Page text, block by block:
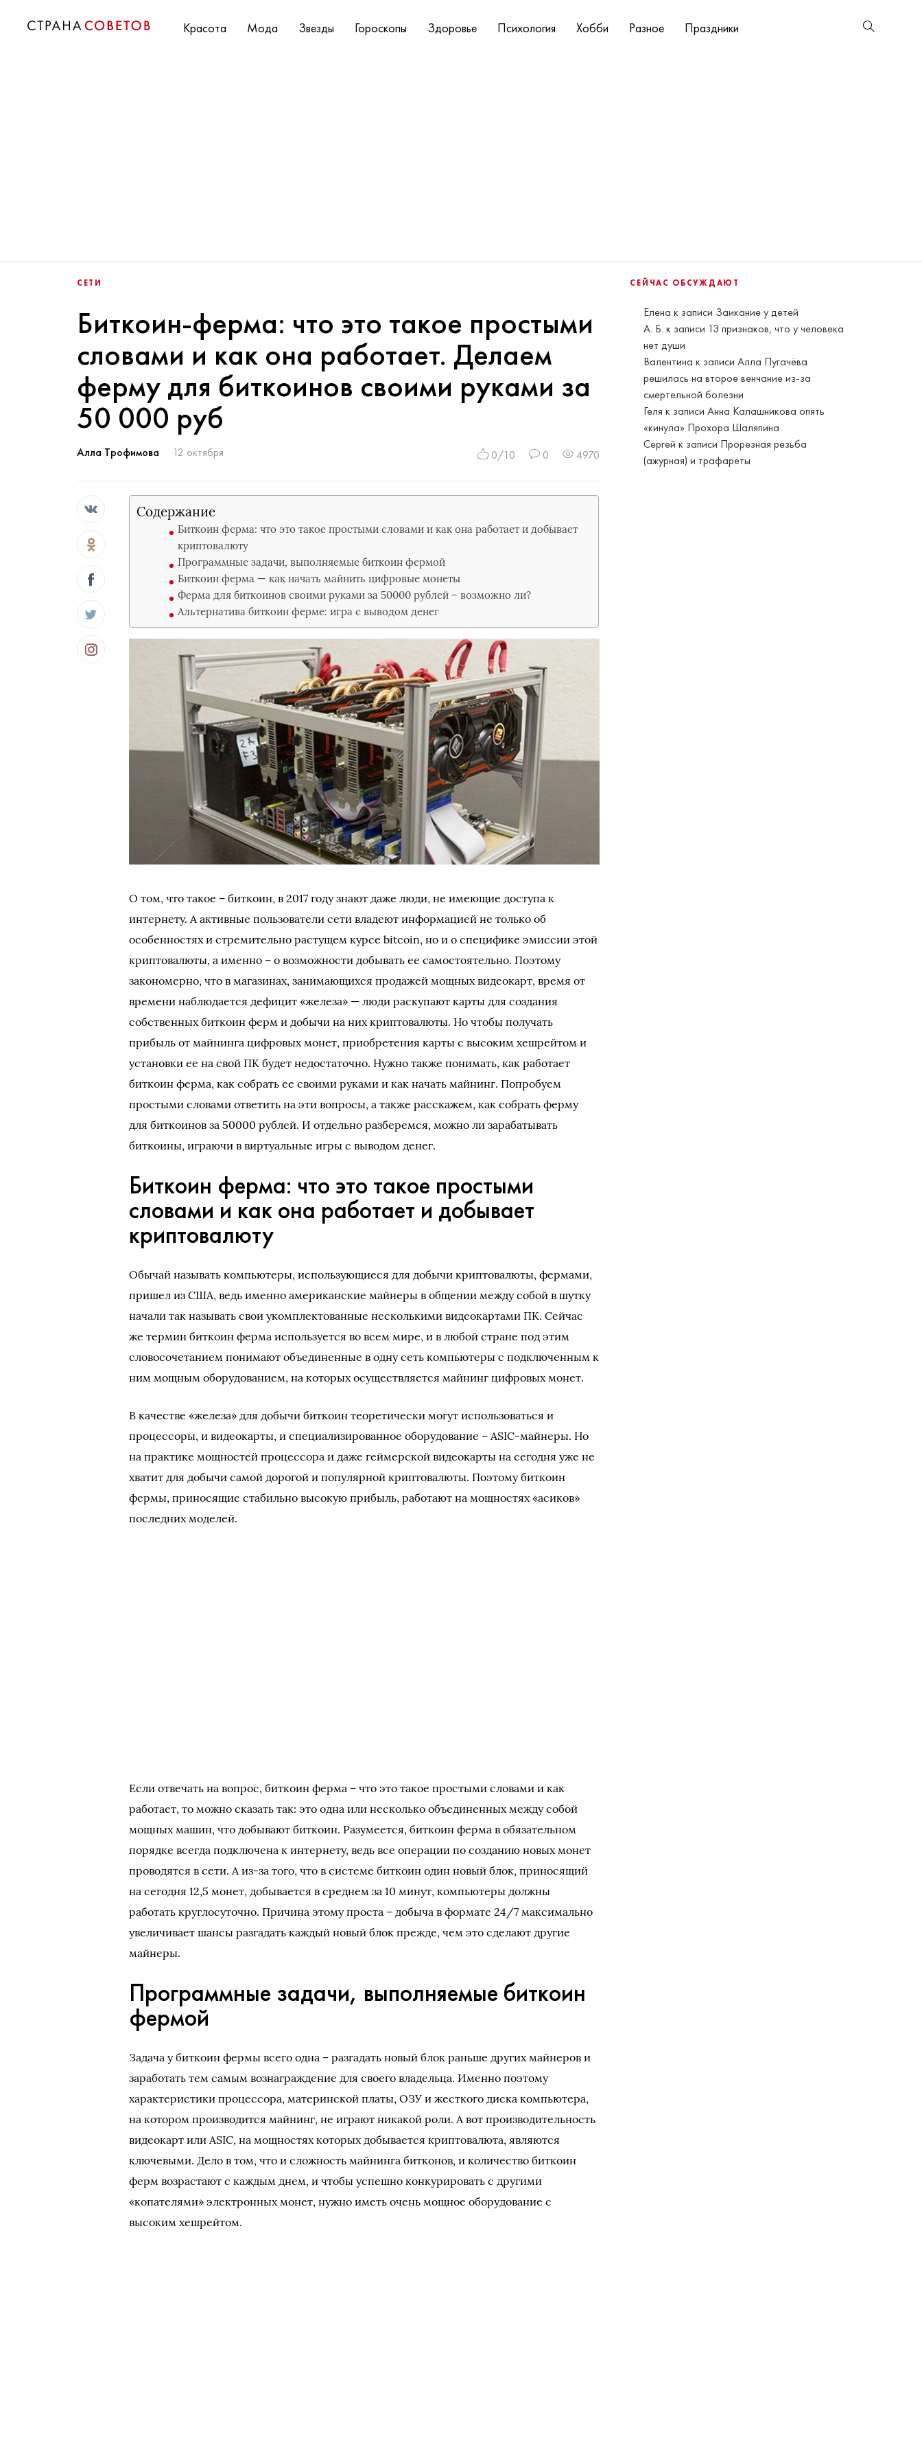
Красота Мода Звезды Гороскопы Здоровье Психология Хобби Разное Праздники
СЕЙЧАС ОБСУЖДАЮТ
Елена к записи Заикание у детей
А. Б. к записи 13 признаков, что у человека
нет души
Валентина к записиАлла Пугачёва
решилась на второе венчание из-за
смертельной болезни
Геля к записиАнна Калашникова опять
«кинула» Прохора Шаляпина
Сергей к записи Прорезная резьба
(ажурная) и трафареты
СЕТИ
Биткоин-ферма: что это такое простыми
словами и как она работает. Делаем
ферму для биткоинов своими руками за
50 000 руб
Алла Трофимова 12 октября 0/10 0 4970
Содержание
Биткоин ферма: что это такое простыми словами и как она работает и добывает
криптовалюту
Программные задачи, выполняемые биткоин фермой
Биткоин ферма — как начать майнить цифровые монеты
Ферма для биткоинов своими руками за 50000 рублей – возможно ли?
Альтернатива биткоин ферме: игра с выводом денег
О том, что такое – биткоин, в 2017 году знают даже люди, не имеющие доступа к
интернету. А активные пользователи сети владеют информацией не только об
особенностях и стремительно растущем курсе bitcoin, но и о специфике эмиссии этой
криптовалюты, а именно – о возможности добывать ее самостоятельно. Поэтому
закономерно, что в магазинах, занимающихся продажей мощных видеокарт, время от
времени наблюдается дефицит «железа» — люди раскупают карты для создания
собственных биткоин ферм и добычи на них криптовалюты. Но чтобы получать
прибыль от майнинга цифровых монет, приобретения карты с высоким хешрейтом и
установки ее на свой ПК будет недостаточно. Нужно также понимать, как работает
биткоин ферма, как собрать ее своими руками и как начать майнинг. Попробуем
простыми словами ответить на эти вопросы, а также расскажем, как собрать ферму
для биткоинов за 50000 рублей. И отдельно разберемся, можно ли зарабатывать
биткоины, играючи в виртуальные игры с выводом денег.
Биткоин ферма: что это такое простыми
словами и как она работает и добывает
криптовалюту
Обычай называть компьютеры, использующиеся для добычи криптовалюты, фермами,
пришел из США, ведь именно американские майнеры в общении между собой в шутку
начали так называть свои укомплектованные несколькими видеокартами ПК. Сейчас
же термин биткоин ферма используется во всем мире, и в любой стране под этим
словосочетанием понимают объединенные в одну сеть компьютеры с подключенным к
ним мощным оборудованием, на которых осуществляется майнинг цифровых монет.
В качестве «железа» для добычи биткоин теоретически могут использоваться и
процессоры, и видеокарты, и специализированное оборудование – ASIC-майнеры. Но
на практике мощностей процессора и даже геймерской видеокарты на сегодня уже не
хватит для добычи самой дорогой и популярной криптовалюты. Поэтому биткоин
фермы, приносящие стабильно высокую прибыль, работают на мощностях «асиков»
последних моделей.
Если отвечать на вопрос, биткоин ферма – что это такое простыми словами и как
работает, то можно сказать так: это одна или несколько объединенных между собой
мощных машин, что добывают биткоин. Разумеется, биткоин ферма в обязательном
порядке всегда подключена к интернету, ведь все операции по созданию новых монет
проводятся в сети. А из-за того, что в системе биткоин один новый блок, приносящий
на сегодня 12,5 монет, добывается в среднем за 10 минут, компьютеры должны
работать круглосуточно. Причина этому проста – добыча в формате 24/7 максимально
увеличивает шансы разгадать каждый новый блок прежде, чем это сделают другие
майнеры.
Программные задачи, выполняемые биткоин
фермой
Задача у биткоин фермы всего одна – разгадать новый блок раньше других майнеров и
заработать тем самым вознаграждение для своего владельца. Именно поэтому
характеристики процессора, материнской платы, ОЗУ и жесткого диска компьютера,
на котором производится майнинг, не играют никакой роли. А вот производительность
видеокарт или ASIC, на мощностях которых добывается криптовалюта, являются
ключевыми. Дело в том, что и сложность майнинга битконов, и количество биткоин
ферм возрастают с каждым днем, и чтобы успешно конкурировать с другими
«копателями» электронных монет, нужно иметь очень мощное оборудование с
высоким хешрейтом.